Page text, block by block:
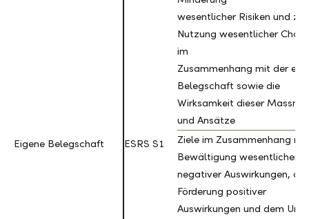
Eigene Belegschaft ESRS S1
wesentlicher Risiken und zur
Nutzung wesentlicher
im
Zusammenhang mit der
Belegschaft sowie die
Wirksamkeit dieser
und Ansätze
Ziele im Zusammenhang
Bewältigung wesentlicher
negativer Auswirkungen, der
Förderung positiver
Auswirkungen und dem
Eigene Belegschaft